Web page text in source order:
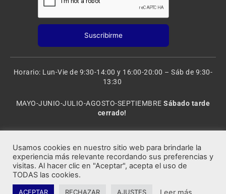
Horario: Lun-Vie de 9:30-14:00 y 16:00-20:00 – Sáb de 9:30-
13:30
MAYO-JUNIO-JULIO-AGOSTO-SEPTIEMBRESábado tarde
cerrado!
Rocafort Modelismo | Copyright 2021 © Todos los derechos
Usamos cookies en nuestro sitio web para brindarle la
experiencia más relevante recordando sus preferencias y
visitas. Al hacer clic en "Aceptar", acepta el uso de
TODAS las cookies.
ACEPTAR RECHAZAR AJUSTES